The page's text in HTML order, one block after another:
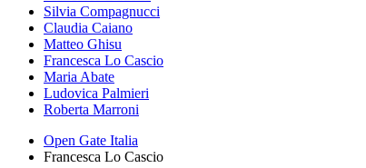
Silvia Compagnucci
Claudia Caiano
Matteo Ghisu
Francesca Lo Cascio
Maria Abate
Ludovica Palmieri
Roberta Marroni
Open Gate Italia
Francesca Lo Cascio